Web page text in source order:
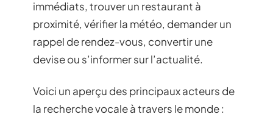
immédiats, trouver un restaurant à
proximité, vérifier la météo, demander un
rappel de rendez-vous, convertir une
devise ou s’informer sur l’actualité.
Voici un aperçu des principaux acteurs de
la recherche vocale à travers le monde :